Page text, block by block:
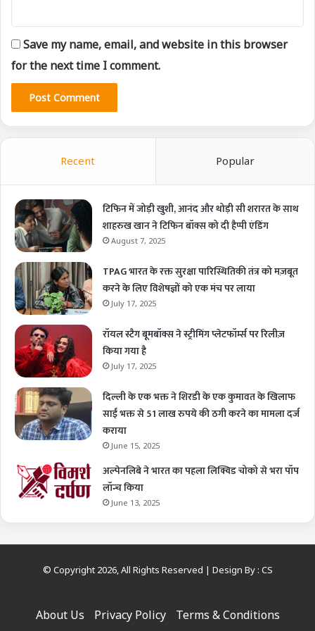
Save my name, email, and website in this browser
for the next time I comment.
Recent Popular
टिफिन में जोड़ी खुशी, आनंद और थोड़ी सी शरारत के साथ
शाहरुख खान ने टिफिन बॉक्स को दी हैप्पी एंडिंग
August 7, 2025
TPAG भारत के रक्त सुरक्षा पारिस्थितिकी तंत्र को मज़बूत
करने के लिए विशेषज्ञों को एक मंच पर लाया
July 17, 2025
रॉयल स्टैग बूमबॉक्स ने स्ट्रीमिंग प्लेटफॉर्म्स पर रिलीज़
किया गया है
July 17, 2025
दिल्ली के एक भक्त ने शिरडी के एक कुमावत के खिलाफ
साईं भक्त से 51 लाख रुपये की ठगी करने का मामला दर्ज
कराया
June 15, 2025
अल्पेनलिबे ने भारत का पहला लिक्विड चोको से भरा पॉप
लॉन्च किया
June 13, 2025
© Copyright 2026, All Rights Reserved | Design By : CS
About Us Privacy Policy
Terms & Conditions